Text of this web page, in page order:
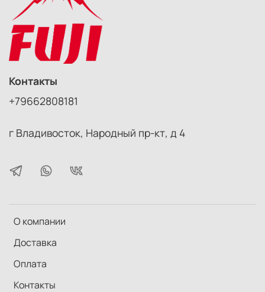
О компании
Доставка
Оплата
Контакты
Контакты
+79662808181
г Владивосток, Народный пр-кт, д 4